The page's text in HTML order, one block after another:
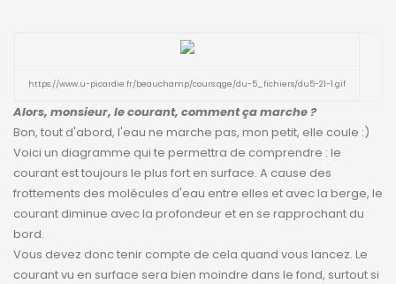
https://www.u-picardie.fr/beauchamp/cours.qge/du-5_fichiers/du5-21-1.gif
Alors, monsieur, le courant, comment ça marche ?
Bon, tout d'abord, l'eau ne marche pas, mon petit, elle coule :)
Voici un diagramme qui te permettra de comprendre : le
courant est toujours le plus fort en surface. A cause des
frottements des molécules d'eau entre elles et avec la berge, le
courant diminue avec la profondeur et en se rapprochant du
bord.
Vous devez donc tenir compte de cela quand vous lancez. Le
courant vu en surface sera bien moindre dans le fond, surtout si